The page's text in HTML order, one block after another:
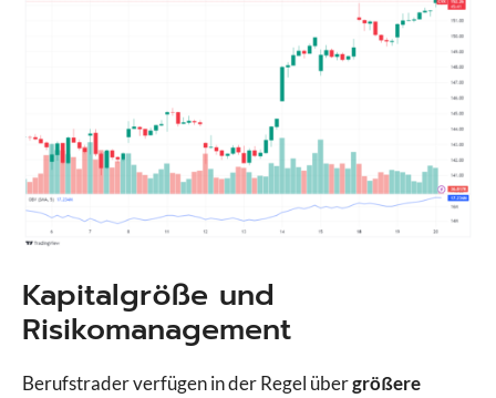
Kapitalgröße und
Risikomanagement
Berufstrader verfügen in der Regel übergrößere